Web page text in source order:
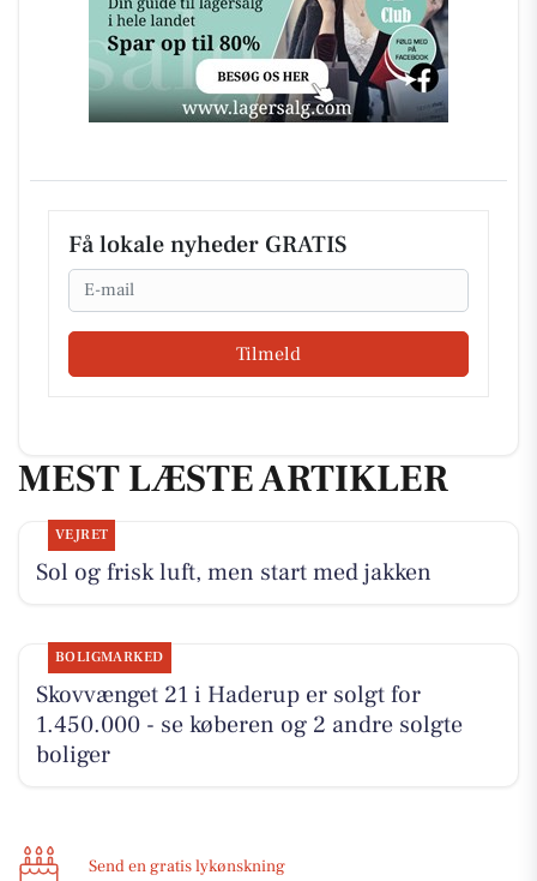
Få lokale nyheder GRATIS
Email
Tilmeld
MEST LÆSTE ARTIKLER
VEJRET
Sol og frisk luft, men start med jakken
BOLIGMARKED
Skovvænget 21 i Haderup er solgt for
1.450.000 - se køberen og 2 andre solgte
boliger
Send en gratis lykønskning